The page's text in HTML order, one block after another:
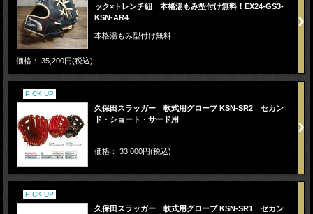
ック×トレンチ紐 本格湯もみ型付け無料！EX24-GS3-
KSN-AR4
本格湯もみ型付け無料！
価格： 35,200円(税込)
PICK UP
久保田スラッガー 軟式用グローブ KSN-SR2 セカン
ド・ショート・サード用
価格： 33,000円(税込)
PICK UP
久保田スラッガー 軟式用グローブ KSN-SR1 セカン